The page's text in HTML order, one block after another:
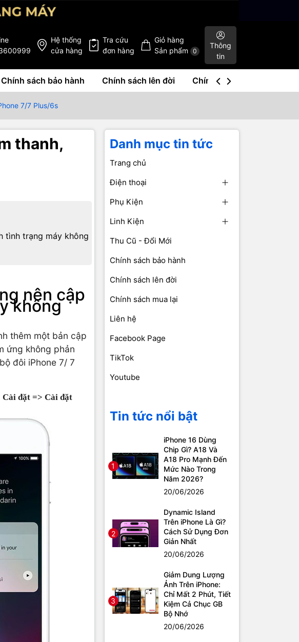
Hệ thống
cửa hàng
Tra cứu
đơn hàng
Giỏ hàng
Sản phẩm
0
Thông
tin
Chính sách bảo hành Chính sách lên đời Chính sách mua lại
7/7 Plus/6s
thanh,
tình trạng máy không
nên cập
không
thêm một bản cập
ứng không phản
đôi iPhone 7/ 7
Cài đặt => Cài đặt
Danh mục tin tức
Trang chủ
Điện thoại
Phụ Kiện
Linh Kiện
Thu Cũ - Đổi Mới
Chính sách bảo hành
Chính sách lên đời
Chính sách mua lại
Liên hệ
Facebook Page
TikTok
Youtube
Tin tức nổi bật
1
iPhone 16 Dùng
Chip Gì? A18 Và
A18 Pro Mạnh Đến
Mức Nào Trong
Năm 2026?
20/06/2026
2
Dynamic Island
Trên iPhone Là Gì?
Cách Sử Dụng Đơn
Giản Nhất
20/06/2026
3
Giảm Dung Lượng
Ảnh Trên iPhone:
Chỉ Mất 2 Phút, Tiết
Kiệm Cả Chục GB
Bộ Nhớ
20/06/2026